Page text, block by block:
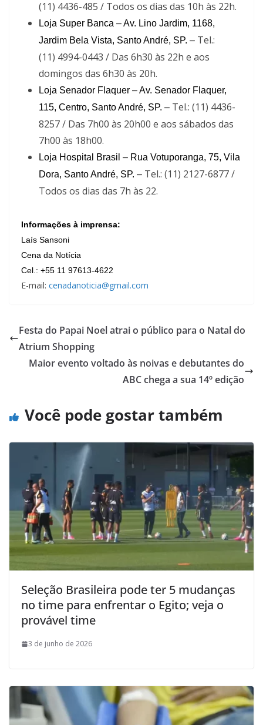
(11) 4436-485 / Todos os dias das 10h às 22h.
Loja Super Banca – Av. Lino Jardim, 1168,
Jardim Bela Vista, Santo André, SP. – Tel.:
(11) 4994-0443 / Das 6h30 às 22h e aos
domingos das 6h30 às 20h.
Loja Senador Flaquer – Av. Senador Flaquer,
115, Centro, Santo André, SP. – Tel.: (11) 4436-
8257 / Das 7h00 às 20h00 e aos sábados das
7h00 às 18h00.
Loja Hospital Brasil – Rua Votuporanga, 75, Vila
Dora, Santo André, SP. – Tel.: (11) 2127-6877 /
Todos os dias das 7h às 22.
Informações à imprensa:
Laís Sansoni
Cena da Notícia
Cel.: +55 11 97613-4622
E-mail: cenadanoticia@gmail.com
Festa do Papai Noel atrai o público para o Natal do
Atrium Shopping
Maior evento voltado às noivas e debutantes do
ABC chega a sua 14º edição
Você pode gostar também
Seleção Brasileira pode ter 5 mudanças
no time para enfrentar o Egito; veja o
provável time
3 de junho de 2026